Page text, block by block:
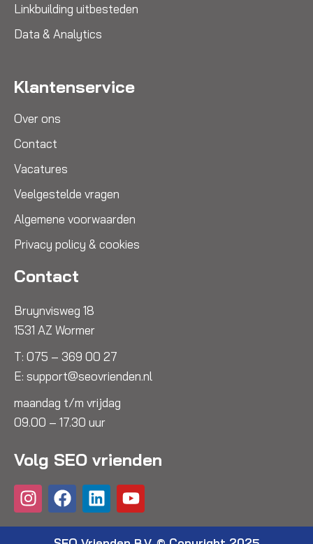
Linkbuilding uitbesteden
Data & Analytics
Klantenservice
Over ons
Contact
Vacatures
Veelgestelde vragen
Algemene voorwaarden
Privacy policy & cookies
Contact
Bruynvisweg 18
1531 AZ Wormer
T: 075 – 369 00 27
E: support@seovrienden.nl
maandag t/m vrijdag
09.00 – 17.30 uur
Volg SEO vrienden
I
n
s
F
a
c
L
i
n
Y
o
u